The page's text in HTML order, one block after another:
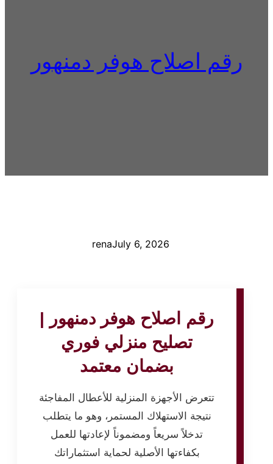
رقم اصلاح هوفر دمنهور
renaJuly 6, 2026
رقم اصلاح هوفر دمنهور |
تصليح منزلي فوري
بضمان معتمد
تتعرض الأجهزة المنزلية للأعطال المفاجئة
نتيجة الاستهلاك المستمر، وهو ما يتطلب
تدخلاً سريعاً ومضموناً لإعادتها للعمل
بكفاءتها الأصلية لحماية استثماراتك